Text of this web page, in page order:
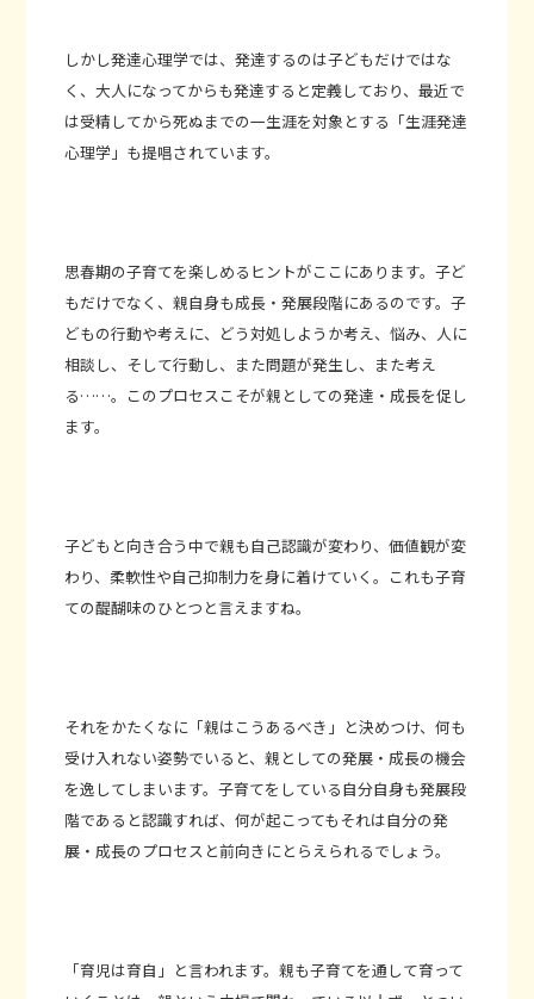
しかし発達心理学では、発達するのは子どもだけではな
く、大人になってからも発達すると定義しており、最近で
は受精してから死ぬまでの一生涯を対象とする「生涯発達
心理学」も提唱されています。
思春期の子育てを楽しめるヒントがここにあります。子ど
もだけでなく、親自身も成長・発展段階にあるのです。子
どもの行動や考えに、どう対処しようか考え、悩み、人に
相談し、そして行動し、また問題が発生し、また考え
る……。このプロセスこそが親としての発達・成長を促し
ます。
子どもと向き合う中で親も自己認識が変わり、価値観が変
わり、柔軟性や自己抑制力を身に着けていく。これも子育
ての醍醐味のひとつと言えますね。
それをかたくなに「親はこうあるべき」と決めつけ、何も
受け入れない姿勢でいると、親としての発展・成長の機会
を逸してしまいます。子育てをしている自分自身も発展段
階であると認識すれば、何が起こってもそれは自分の発
展・成長のプロセスと前向きにとらえられるでしょう。
「育児は育自」と言われます。親も子育てを通して育って